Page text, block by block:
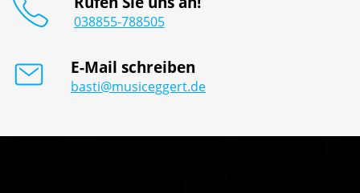
038855-788505
E-Mail schreiben
basti@musiceggert.de